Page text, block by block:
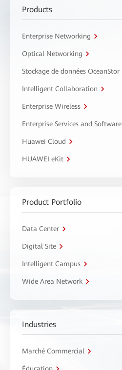
Products
Enterprise Networking
Optical Networking
Stockage de données OceanStor
Intelligent Collaboration
Enterprise Wireless
Enterprise Services and Software
Huawei Cloud
HUAWEI eKit
Product Portfolio
Data Center
Digital Site
Intelligent Campus
Wide Area Network
Industries
Marché Commercial